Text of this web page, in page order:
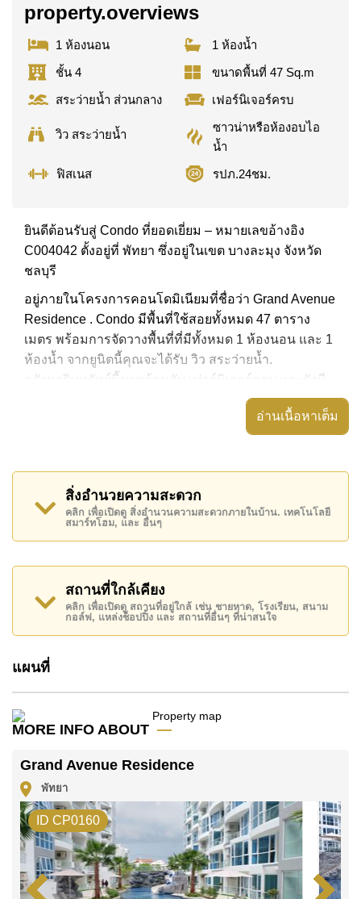
property.overviews
1 ห้องนอน
1 ห้องน้ำ
ชั้น 4
ขนาดพื้นที่ 47 Sq.m
สระว่ายน้ำ ส่วนกลาง
เฟอร์นิเจอร์ครบ
วิว สระว่ายน้ำ
ซาวน่าหรือห้องอบไอ
น้ำ
ฟิสเนส
รปภ.24ชม.
ยินดีต้อนรับสู่ Condo ที่ยอดเยี่ยม – หมายเลขอ้างอิง
C004042 ตั้งอยู่ที่ พัทยา ซึ่งอยู่ในเขต บางละมุง จังหวัด
ชลบุรี
อยู่ภายในโครงการคอนโดมิเนียมที่ชื่อว่า Grand Avenue
Residence . Condo มีพื้นที่ใช้สอยทั้งหมด 47 ตาราง
เมตร พร้อมการจัดวางพื้นที่ที่มีทั้งหมด 1 ห้องนอน และ 1
ห้องน้ำ จากยูนิตนี้คุณจะได้รับ วิว สระว่ายน้ำ.
อสังหาริมทรัพย์นี้มาพร้อมกับ เฟอร์นิเจอร์ครบ และยังมี
อสังหาริมทรัพย์นี้สามารถใช้ สระว่ายน้ำ ส่วนกลาง ได้
กลาง ได้แก่ สไลเดอร์, ฟิสเนส, ซาวน่าหรือห้องอบไอน้ำ,
รปภ.24ชม.
สถานที่สำคัญใกล้ Grand Avenue Residence ได้แก่: เดิน
ทางไปชายหาดได้ง่าย, ไกล้เคียงรถประจำทาง , อาร์ท อิน
พาราไดซ์, พัทยาปาร์ค , เอเชีย 9 หลุม กอล์ฟ , โรง
พยาบาลเมืองพัทยา, โรงพยาบาลพัทยาอินเตอร์เนชั่นแนล
อสังหาริมทรัพย์นี้เปิดให้เช่าระยะยาวในราคา ฿ 25,000
บาทต่อเดือน
โปรดทราบว่าราคาค่าเช่าที่ Cornerstone Real Estate
ค้นพบโอกาสในการทำให้ที่อยู่อาศัยนี้เป็นบ้านในฝันของ
ติดต่อ Cornerstone Real Estate โทร +6638411250
หรือ อีเมลinfo@cornerstone.co.th
WhatsApp ของสำนักงาน: +66807945904และ LINE:
@cornerstonepattaya
อ่านเนื้อหาเต็ม
สิ่งอำนวยความสะดวก
คลิก เพื่อเปิดดู สิ่งอำนวนความสะดวกภายในบ้าน. เทคโนโลยี
สมาร์ทโฮม, และ อื่นๆ
สถานที่ใกล้เคียง
คลิก เพื่อเปิดดู สถานที่อยู่ใกล้ เช่น ชายหาด, โรงเรียน, สนาม
กอล์ฟ, แหล่งช็อปปิ้ง และ สถานที่อื่นๆ ที่น่าสนใจ
แผนที่
MORE INFO ABOUT
Grand Avenue Residence
พัทยา
ID CP0160